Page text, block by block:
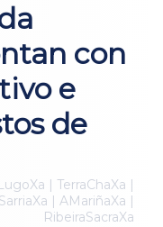
con
e
de
LugoXa | TerraChaXa |
SarriaXa | AMariñaXa |
RibeiraSacraXa